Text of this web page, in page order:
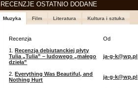
RECENZJE OSTATNIO DODANE
Muzyka Film Literatura Kultura i sztuka
Recenzja
Od
1.Recenzja debiutanckiej płyty
Tulia „Tulia” – ludowego „małego
dzieła”
ja-g-k@wp.pl
2.Everything Was Beautiful, and
Nothing Hurt
ja-g-k@wp.pl